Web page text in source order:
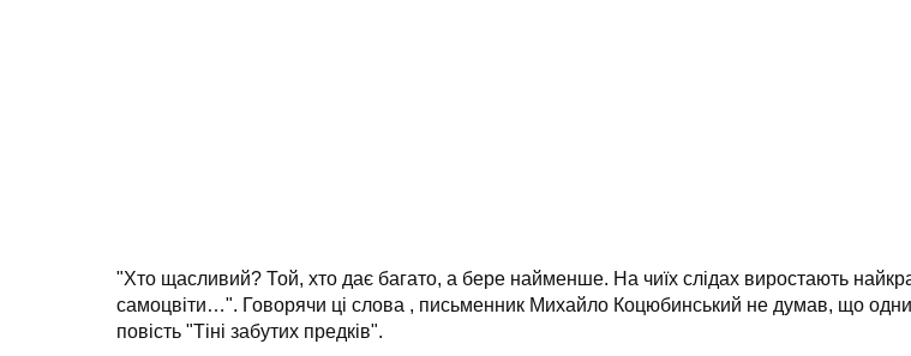
"Хто щасливий? Той, хто дає багато, а бере найменше. На чиїх слідах виростають
самоцвіти…". Говорячи ці слова , письменник Михайло Коцюбинський не думав, що
повість "Тіні забутих предків".